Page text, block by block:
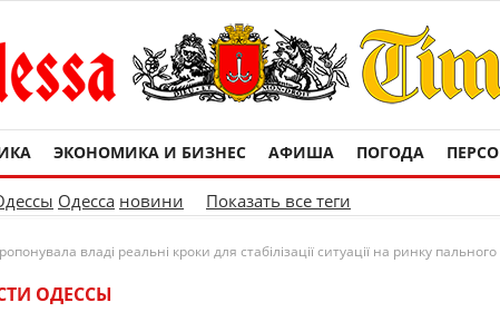
ЭКОНОМИКА И БИЗНЕС АФИША ПОГОДА
Одесса новини Показать все теги
владі реальні кроки для стабілізації ситуації на ринку пального
ОДЕССЫ